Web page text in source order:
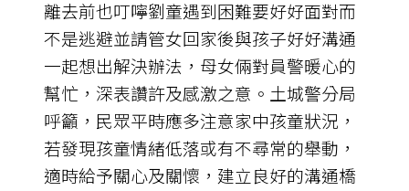
離去前也叮嚀劉童遇到困難要好好面對而
不是逃避並請管女回家後與孩子好好溝通
一起想出解決辦法，母女倆對員警暖心的
幫忙，深表讚許及感激之意。土城警分局
呼籲，民眾平時應多注意家中孩童狀況，
若發現孩童情緒低落或有不尋常的舉動，
適時給予關心及關懷，建立良好的溝通橋